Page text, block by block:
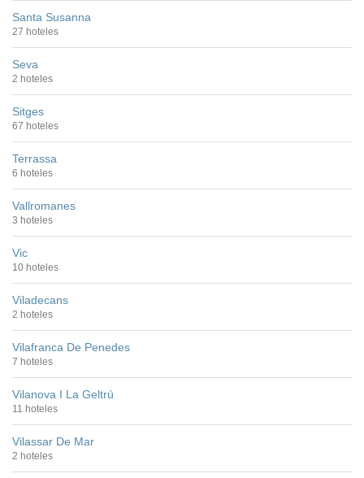
Santa Susanna
27 hoteles
Seva
2 hoteles
Sitges
67 hoteles
Terrassa
6 hoteles
Vallromanes
3 hoteles
Vic
10 hoteles
Viladecans
2 hoteles
Vilafranca De Penedes
7 hoteles
Vilanova I La Geltrú
11 hoteles
Vilassar De Mar
2 hoteles